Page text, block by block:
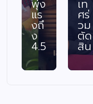
พุ่ง
แร
งถึ
ง
4.5
เท
ศร่
วม
ตัด
สิน